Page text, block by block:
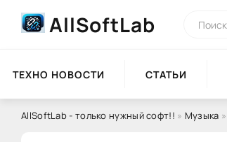
AllSoftLab
ТЕХНО НОВОСТИ СТАТЬИ
AllSoftLab - только нужный софт!! » Музыка »